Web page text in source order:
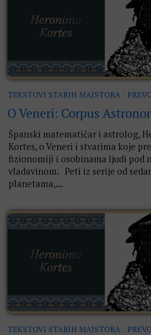
TEKSTOVI STARIH MAJSTORA
O Veneri: Corpus
Španski matematičar i astrolog,
Kortes, o Veneri i stvarima koje
fizionomiji i osobinama ljudi pod
vladavinom. Peti iz serije od
planetama,...
TEKSTOVI STARIH MAJSTORA